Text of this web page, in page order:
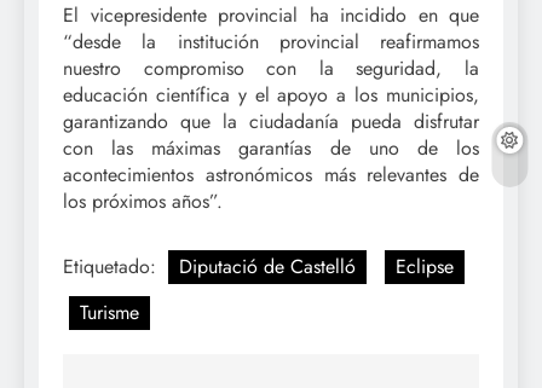
El vicepresidente provincial ha incidido en que
“desde la institución provincial reafirmamos
nuestro compromiso con la seguridad, la
educación científica y el apoyo a los municipios,
garantizando que la ciudadanía pueda disfrutar
con las máximas garantías de uno de los
acontecimientos astronómicos más relevantes de
los próximos años”.
Etiquetado: Diputació de Castelló
Eclipse
Turisme